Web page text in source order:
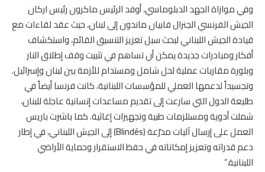
وفي موازاة الجهد الدبلوماسي، أوفد الرئيس ماكرون رئيس اركان
الجيش الفرنسي الجنرال فابيان ماندون إلى لبنان، حيث عقد لقاءات مع
قيادة الجيش اللبناني لبحث سبل تعزيز التنسيق القائم، واستكشاف
أفكار ومبادرات جديدة يمكن أن تساهم في تثبيت وقف إطلاق النار
وبلورة مقاربات عملية لحل شامل ومستدام للأزمة بين لبنان وإسرائيل.
وتجسيداً لدعمها العملي للمؤسسات اللبنانية، كانت فرنسا أيضاً في
طليعة الدول التي سارعت إلى تقديم مساعدات إنسانية عاجلة للبنان،
شملت أدوية ومستلزمات طبية وتجهيزات إغاثية. كما باشرت باريس
العمل على إرسال آليات مدرّعة (Blindés) إلى الجيش اللبناني، في إطار
دعم قدراته وتعزيز إمكاناته في حفظ الاستقرار وحماية الأراضي
اللبنانية.”